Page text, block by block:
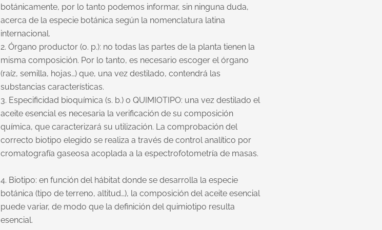
botánicamente, por lo tanto podemos informar, sin ninguna duda,
acerca de la especie botánica según la nomenclatura latina
internacional.
2. Órgano productor (o. p.): no todas las partes de la planta tienen la
misma composición. Por lo tanto, es necesario escoger el órgano
(raíz, semilla, hojas…) que, una vez destilado, contendrá las
substancias características.
3. Especificidad bioquímica (s. b.) o QUIMIOTIPO: una vez destilado el
aceite esencial es necesaria la verificación de su composición
química, que caracterizará su utilización. La comprobación del
correcto biotipo elegido se realiza a través de control analítico por
cromatografía gaseosa acoplada a la espectrofotometría de masas.
4. Biotipo: en función del hábitat donde se desarrolla la especie
botánica (tipo de terreno, altitud…), la composición del aceite esencial
puede variar, de modo que la definición del quimiotipo resulta
esencial.